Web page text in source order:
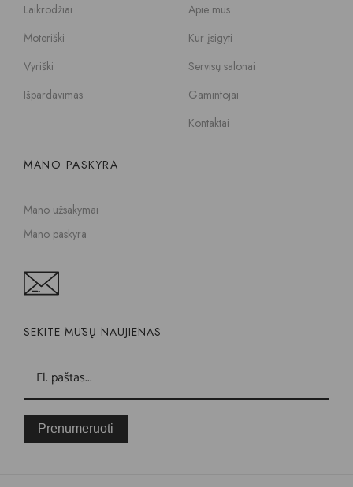
Laikrodžiai
Moteriški
Vyriški
Išpardavimas
Apie mus
Kur įsigyti
Servisų salonai
Gamintojai
Kontaktai
MANO PASKYRA
Mano užsakymai
Mano paskyra
SEKITE MŪSŲ NAUJIENAS
Prenumeruoti